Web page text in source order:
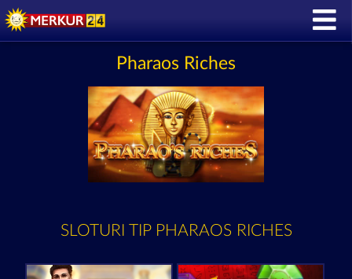
Pharaos Riches
SLOTURI TIP PHARAOS RICHES